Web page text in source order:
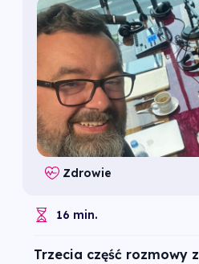
Zdrowie
16 min.
Trzecia część rozmowy